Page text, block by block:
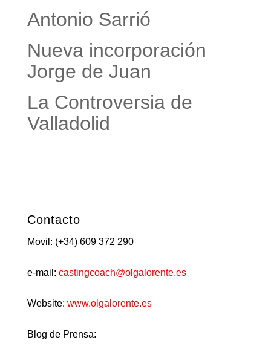
Antonio Sarrió
Nueva incorporación
Jorge de Juan
La Controversia de
Valladolid
Contacto
Movil: (+34) 609 372 290
e-mail: castingcoach@olgalorente.es
Website: www.olgalorente.es
Blog de Prensa: